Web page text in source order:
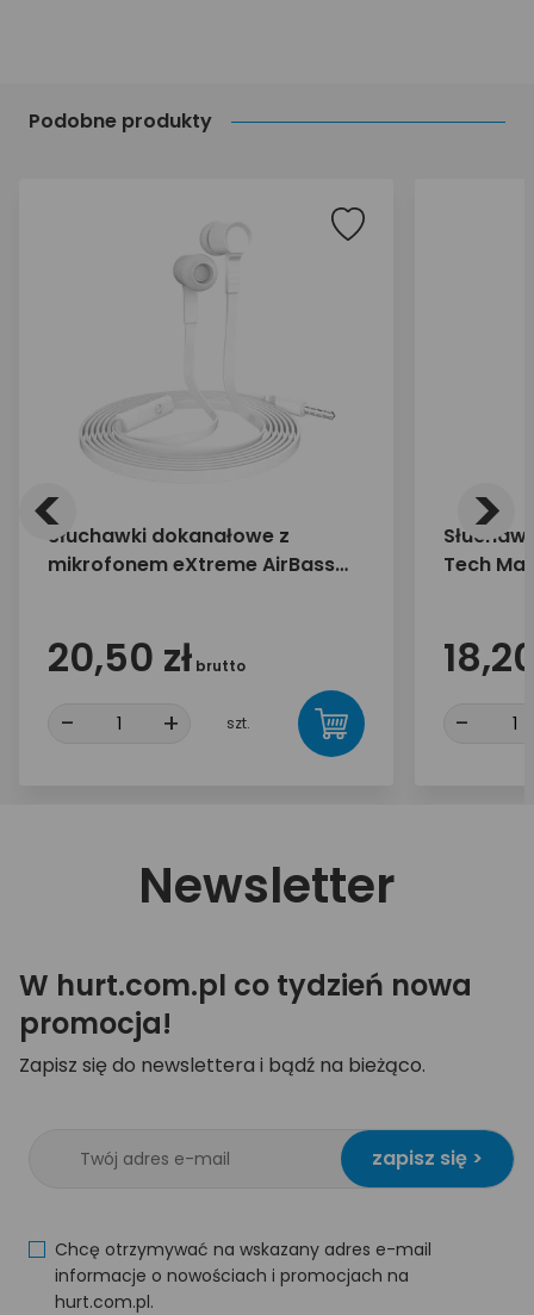
Podobne produkty
Słuchawki dokanałowe z
mikrofonem eXtreme AirBass
20,50 zł brutto
- + szt.
Tech
-
< >
Newsletter
W hurt.com.pl co tydzień nowa
promocja!
Zapisz się do newslettera i bądź na bieżąco.
zapisz się >
Chcę otrzymywać na wskazany adres e-mail
informacje o nowościach i promocjach na
hurt.com.pl.